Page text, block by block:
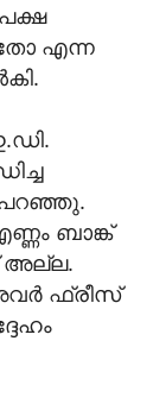
എന്ന
പറഞ്ഞു.
ബാങ്ക്
അല്ല.
ഫ്രീസ്